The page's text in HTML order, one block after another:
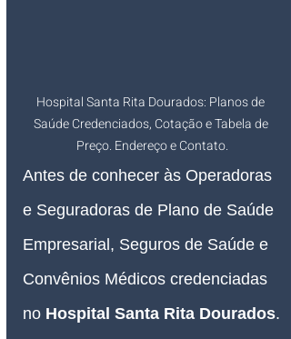
Hospital Santa Rita Dourados: Planos de
Saúde Credenciados, Cotação e Tabela de
Preço. Endereço e Contato.
Antes de conhecer às Operadoras
e Seguradoras de Plano de Saúde
Empresarial, Seguros de Saúde e
Convênios Médicos credenciadas
no Hospital Santa Rita Dourados.